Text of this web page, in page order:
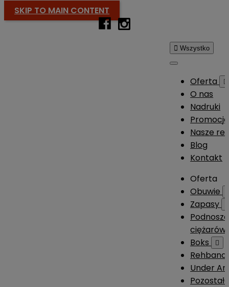
SKIP TO MAIN CONTENT
 Wszystko
Oferta 
O nas
Nadruki
Promocje
Nasze
Blog
Kontakt
Oferta
Obuwie
Zapasy
ciężarów
Boks

Rehband
Under